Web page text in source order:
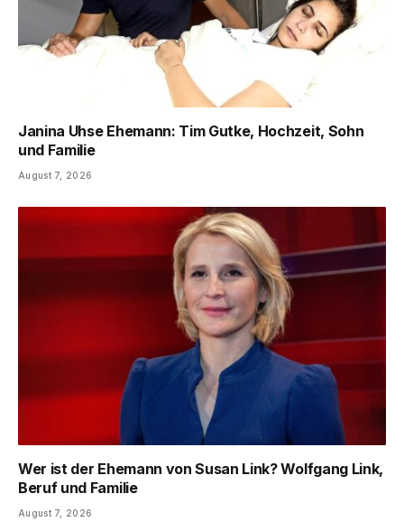
Janina Uhse Ehemann: Tim Gutke, Hochzeit, Sohn
und Familie
August 7, 2026
Wer ist der Ehemann von Susan Link? Wolfgang Link,
Beruf und Familie
August 7, 2026